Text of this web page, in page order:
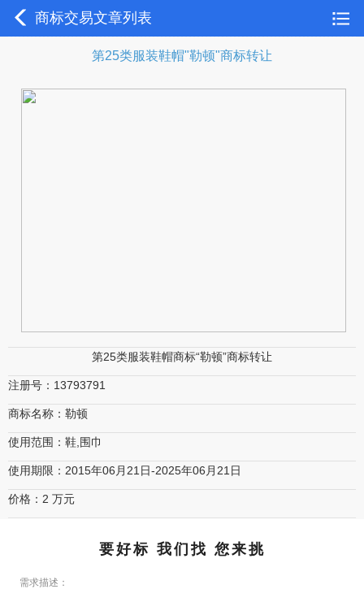
商标交易文章列表
第25类服装鞋帽"勒顿"商标转让
第25类服装鞋帽商标“勒顿”商标转让
注册号：13793791
商标名称：勒顿
使用范围：鞋,围巾
使用期限：2015年06月21日-2025年06月21日
价格：2 万元
要好标 我们找 您来挑
需求描述：